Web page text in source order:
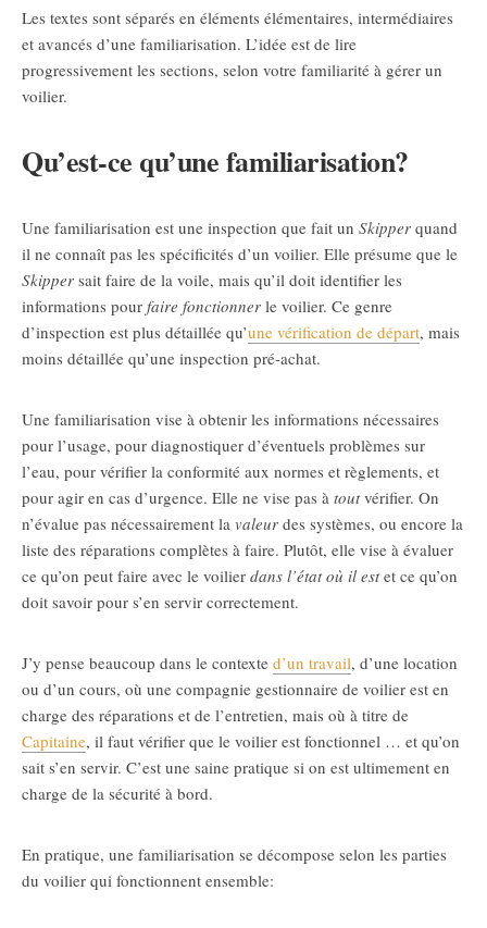
Les textes sont séparés en éléments élémentaires, intermédiaires
et avancés d’une familiarisation. L’idée est de lire
progressivement les sections, selon votre familiarité à gérer un
voilier.
Qu’est-ce qu’une familiarisation?
Une familiarisation est une inspection que fait un Skipper quand
il ne connaît pas les spécificités d’un voilier. Elle présume que le
Skipper sait faire de la voile, mais qu’il doit identifier les
informations pour faire fonctionner le voilier. Ce genre
d’inspection est plus détaillée qu’une vérification de départ, mais
moins détaillée qu’une inspection pré-achat.
Une familiarisation vise à obtenir les informations nécessaires
pour l’usage, pour diagnostiquer d’éventuels problèmes sur
l’eau, pour vérifier la conformité aux normes et règlements, et
pour agir en cas d’urgence. Elle ne vise pas à toutvérifier. On
n’évalue pas nécessairement la valeur des systèmes, ou encore la
liste des réparations complètes à faire. Plutôt, elle vise à évaluer
ce qu’on peut faire avec le voilier dans l’état où il estet ce qu’on
doit savoir pour s’en servir correctement.
J’y pense beaucoup dans le contexte d’un travail, d’une location
ou d’un cours, où une compagnie gestionnaire de voilier est en
charge des réparations et de l’entretien, mais où à titre de
Capitaine, il faut vérifier que le voilier est fonctionnel … et qu’on
sait s’en servir. C’est une saine pratique si on est ultimement en
charge de la sécurité à bord.
En pratique, une familiarisation se décompose selon les parties
du voilier qui fonctionnent ensemble: